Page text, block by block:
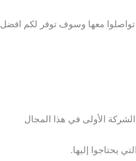
معها وسوف توفر لكم افضل
الأولى في هذا المجال
يحتاجوا إليها.